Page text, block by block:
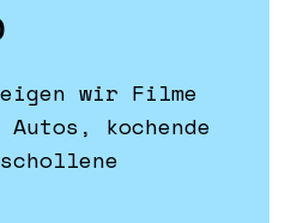
wir Filme
Autos, kochende